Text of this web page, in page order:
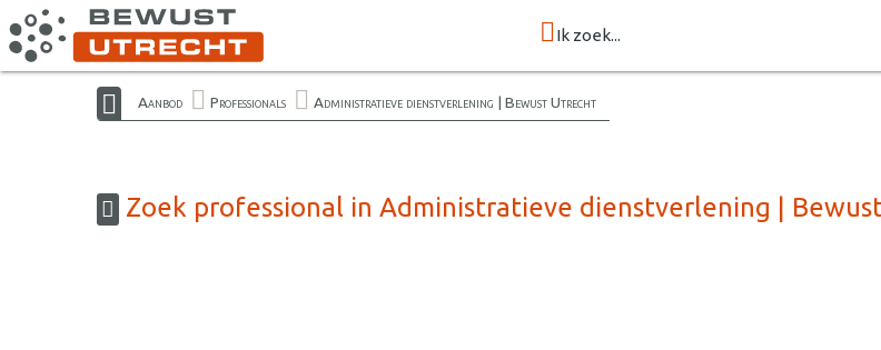
Ik zoek...
Aanbod Professionals Administratieve dienstverlening | Bewust Utrecht
Zoek professional in Administratieve dienstverlening |